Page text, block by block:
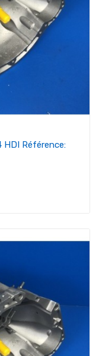
HDI Référence: